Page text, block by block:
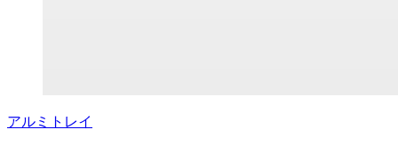
アルミトレイ